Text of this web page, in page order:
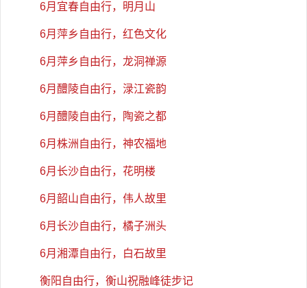
6月宜春自由行，明月山
6月萍乡自由行，红色文化
6月萍乡自由行，龙洞禅源
6月醴陵自由行，渌江瓷韵
6月醴陵自由行，陶瓷之都
6月株洲自由行，神农福地
6月长沙自由行，花明楼
6月韶山自由行，伟人故里
6月长沙自由行，橘子洲头
6月湘潭自由行，白石故里
衡阳自由行，衡山祝融峰徒步记